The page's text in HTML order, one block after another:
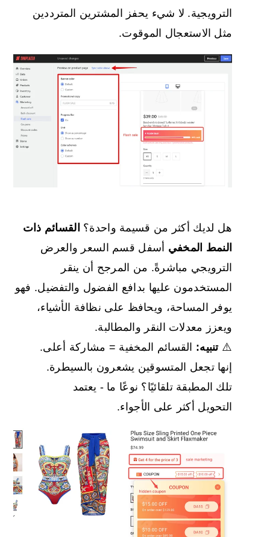
الترويجية. لا شيء يحفز المشترين المترددين
مثل الاستعجال الموقوت.
هل لديك أكثر من قسيمة واحدة؟ القسائم ذات
النمط المخفي أسفل قسم السعر والعرض
الترويجي مباشرةً. من المرجح أن ينقر
المستخدمون عليها بدافع الفضول والتفضيل. فهو
يوفر المساحة، ويحافظ على نظافة الأشياء،
ويعزز معدلات النقر والمطالبة.
⚠️تنبيه: القسائم المخفية = مشاركة أعلى.
إنها تجعل المتسوقين يشعرون بالسيطرة.
تلك المطبقة تلقائيًا؟ نوعًا ما - يعتمد
التحويل أكثر على الأجواء.